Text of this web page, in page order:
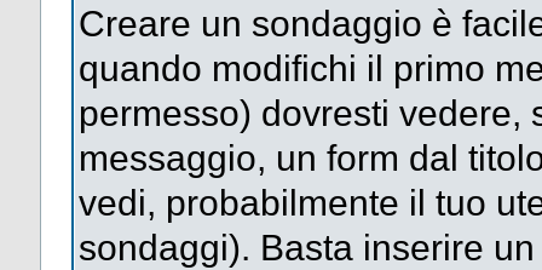
Creare un sondaggio è
quando modifichi il primo
permesso) dovresti vedere,
messaggio, un form dal
vedi, probabilmente il tuo
sondaggi). Basta inserire